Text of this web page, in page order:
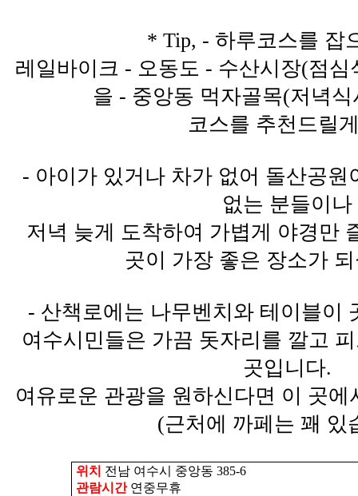
* Tip, - 하루코스를 잡
레일바이크 - 오동도 - 수산시장(점
을 - 중앙동 먹자골목(저녁
코스를 추천드릴
- 아이가 있거나 차가 없어 돌산공원
없는 분들이나
저녁 늦게 도착하여 가볍게 야경만
곳이 가장 좋은 장소가
- 산책로에는 나무벤치와 테이블이
여수시민들은 가끔 돗자리를 깔고
곳입니다.
여유로운 관광을 원하신다면 이 곳
(근처에 까페는 꽤 있
위치 전남 여수시 중앙동 385-6
관람시간연중무휴